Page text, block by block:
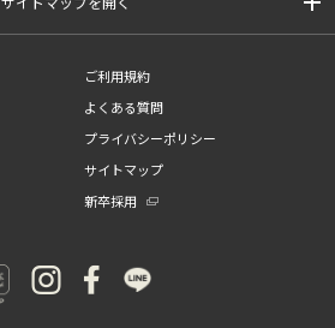
ご利用規約
よくある質問
プライバシーポリシー
サイトマップ
新卒採用